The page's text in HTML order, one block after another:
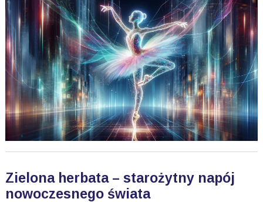
Zielona herbata – starożytny napój
nowoczesnego świata